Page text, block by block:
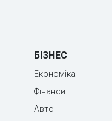
БІЗНЕС
Економіка
Фінанси
Авто